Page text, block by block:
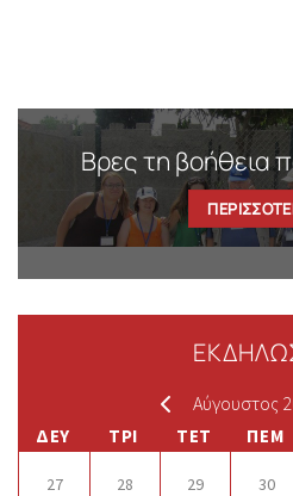
Βρες τη βοήθεια
Αύγουστος
ΔΕΥ ΤΡΙ ΤΕΤ ΠΕΜ
27 28 29 30